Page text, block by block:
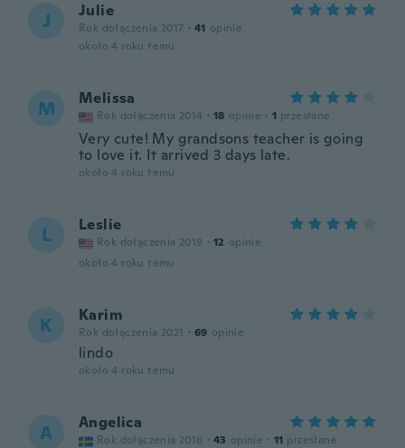
J Julie
Rok dołączenia 2017 · 41 opinie
około 4 roku temu
M Melissa
Rok dołączenia 2014 · 18 opinie · 1 przesłane
Very cute! My grandsons teacher is going
to love it. It arrived 3 days late.
około 4 roku temu
L Leslie
Rok dołączenia 2019 · 12 opinie
około 4 roku temu
K Karim
Rok dołączenia 2021 · 69 opinie
lindo
około 4 roku temu
A Angelica
Rok dołączenia 2016 · 43 opinie · 11 przesłane